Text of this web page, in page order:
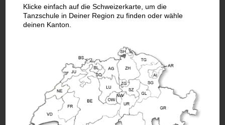
Klicke einfach auf die Schweizerkarte, um die
Tanzschule in Deiner Region zu finden oder wähle
deinen Kanton.